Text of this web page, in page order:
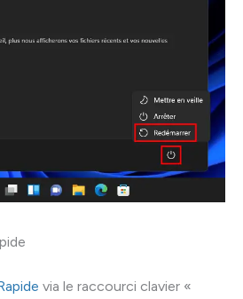
via le raccourci clavier «